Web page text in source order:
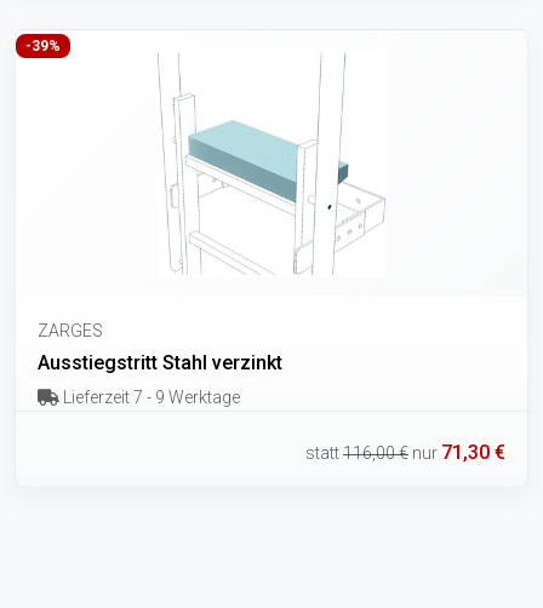
-39%
ZARGES
Ausstiegstritt Stahl verzinkt
Lieferzeit 7 - 9 Werktage
statt116,00 € nur 71,30 €